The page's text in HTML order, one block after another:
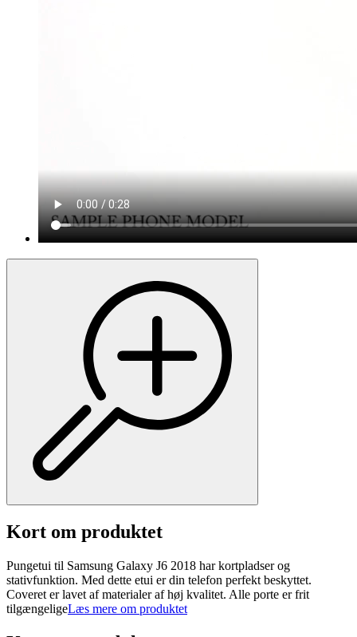
Kort om produktet
Pungetui til Samsung Galaxy J6 2018 har kortpladser og
stativfunktion. Med dette etui er din telefon perfekt beskyttet.
Coveret er lavet af materialer af høj kvalitet. Alle porte er frit
tilgængeligeLæs mere om produktet